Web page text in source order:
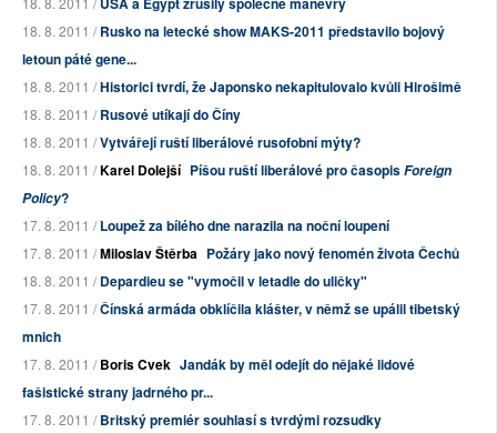
18. 8. 2011 /Rusko na letecké show MAKS-2011 představilo bojový
letoun páté gene...
18. 8. 2011 /Historici tvrdí, že Japonsko nekapitulovalo kvůli Hirošimě
18. 8. 2011 /Rusové utíkají do Číny
18. 8. 2011 /Vytvářejí ruští liberálové rusofobní mýty?
18. 8. 2011 /Karel Dolejší Píšou ruští liberálové pro časopisForeign
Policy?
17. 8. 2011 /Loupež za bílého dne narazila na noční loupení
17. 8. 2011 /Miloslav Štěrba Požáry jako nový fenomén života Čechů
18. 8. 2011 /Depardieu se "vymočil v letadle do uličky"
17. 8. 2011 /Čínská armáda obklíčila klášter, v němž se upálil tibetský
mnich
17. 8. 2011 /Boris Cvek Jandák by měl odejít do nějaké lidové
fašistické strany jadrného pr...
17. 8. 2011 /Britský premiér souhlasí s tvrdými rozsudky